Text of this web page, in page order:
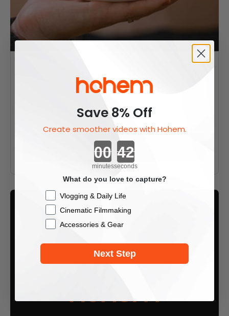
MEISTEREN SIE IHR HOHEM GO
was Sie über Ihre HOHEM GEHEN Gimbal. Zu Wie
Read More
Save 8% Off
Create smoother videos with Hohem.
Countdown ends in:
minutesseconds
What do you love to capture?
Checkbox
Vlogging & Daily Life
Cinematic Filmmaking
Accessories & Gear
Next Step